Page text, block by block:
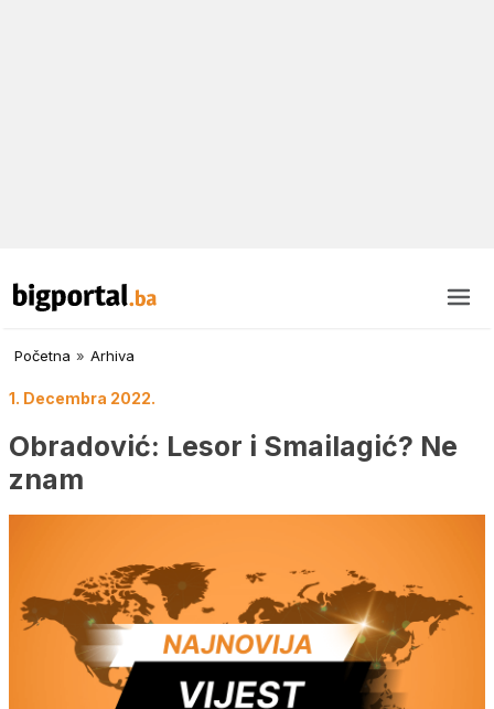
Početna » Arhiva
1. Decembra 2022.
Obradović: Lesor i Smailagić? Ne
znam